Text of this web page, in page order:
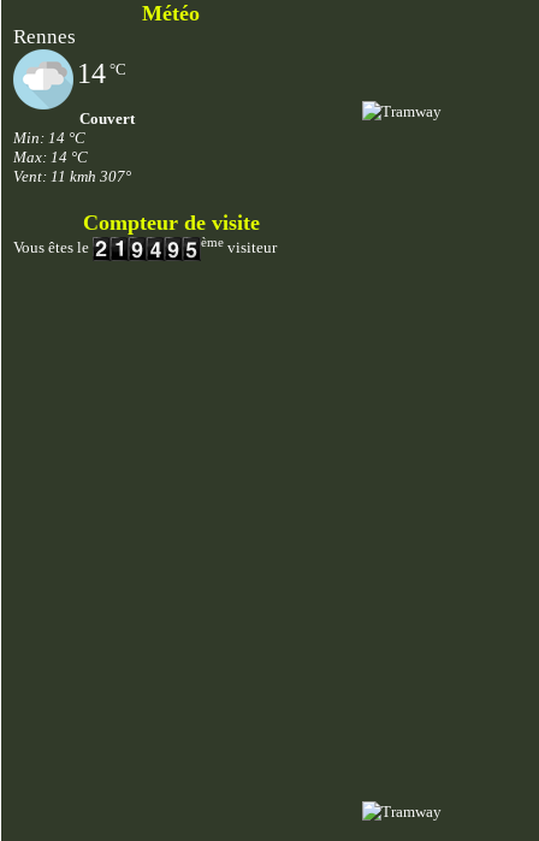
Météo
Rennes
14 °C
Couvert
Min: 14 °C
Max: 14 °C
Vent: 11 kmh 307°
Compteur de visite
Vous êtes le ème visiteur